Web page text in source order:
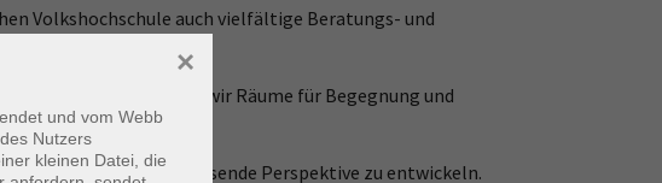
Volkshochschule auch vielfältige Beratungs- und
– schaffen wir Räume für Begegnung und
sie dabei, eine passende Perspektive zu entwickeln.
und vom Webb
Nutzers
kleinen Datei, die
×